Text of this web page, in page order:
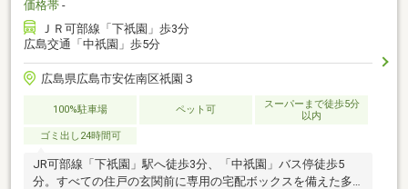
価格帯 -
ＪＲ可部線「下祇園」歩3分
広島交通「中祇園」歩5分
広島県広島市安佐南区祇園３
100%駐車場 ペット可
スーパーまで徒歩5分
以内
ゴミ出し24時間可
JR可部線「下祇園」駅へ徒歩3分、「中祇園」バス停徒歩5
分。すべての住戸の玄関前に専用の宅配ボックスを備えた多